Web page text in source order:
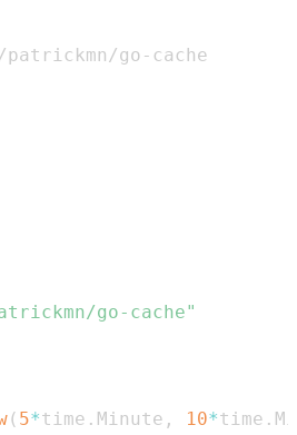
go-cache
go-cache"
( 5*time . Minute , 10*time .